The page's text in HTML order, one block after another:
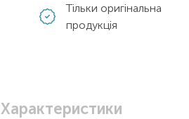
Тільки оригінальна
продукція
Характеристики